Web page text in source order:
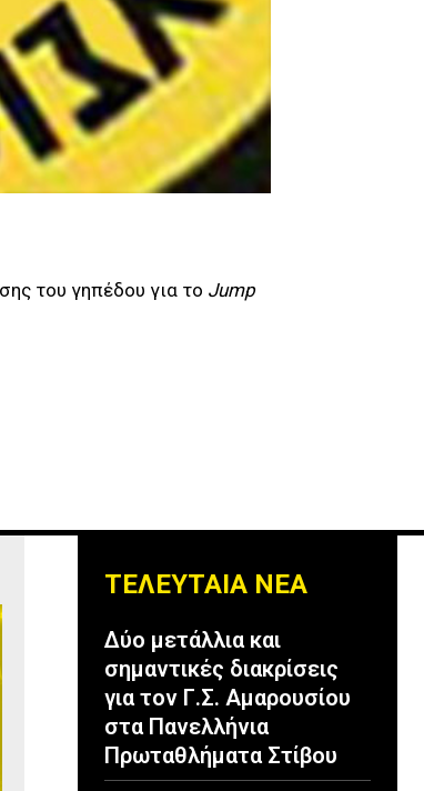
του γηπέδου για το Jump
ΤΕΛΕΥΤΑΙΑ ΝΕΑ
Δύο μετάλλια και
σημαντικές διακρίσεις
για τον Γ.Σ. Αμαρουσίου
στα Πανελλήνια
Πρωταθλήματα Στίβου